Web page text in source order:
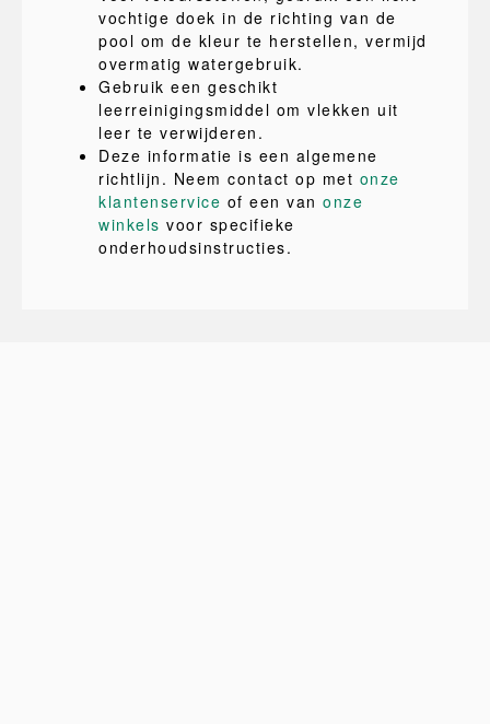
vochtige doek in de richting van de
pool om de kleur te herstellen, vermijd
overmatig watergebruik.
Gebruik een geschikt
leerreinigingsmiddel om vlekken uit
leer te verwijderen.
Deze informatie is een algemene
richtlijn. Neem contact op met onze
klantenservice of een van onze
winkels voor specifieke
onderhoudsinstructies.